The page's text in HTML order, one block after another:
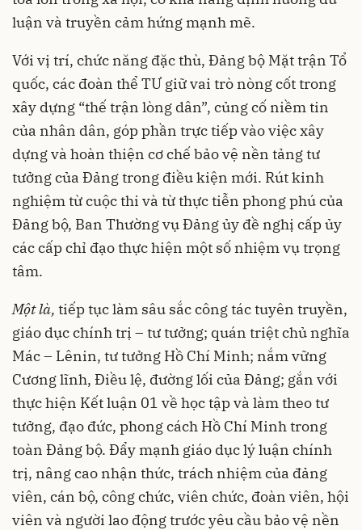
luận và truyền cảm hứng mạnh mẽ.
Với vị trí, chức năng đặc thù, Đảng bộ Mặt trận Tổ
quốc, các đoàn thể TƯ giữ vai trò nòng cốt trong
xây dựng “thế trận lòng dân”, củng cố niềm tin
của nhân dân, góp phần trực tiếp vào việc xây
dựng và hoàn thiện cơ chế bảo vệ nền tảng tư
tưởng của Đảng trong điều kiện mới. Rút kinh
nghiệm từ cuộc thi và từ thực tiễn phong phú của
Đảng bộ, Ban Thường vụ Đảng ủy đề nghị cấp ủy
các cấp chỉ đạo thực hiện một số nhiệm vụ trọng
tâm.
Một là, tiếp tục làm sâu sắc công tác tuyên truyền,
giáo dục chính trị – tư tưởng; quán triệt chủ nghĩa
Mác – Lênin, tư tưởng Hồ Chí Minh; nắm vững
Cương lĩnh, Điều lệ, đường lối của Đảng; gắn với
thực hiện Kết luận 01 về học tập và làm theo tư
tưởng, đạo đức, phong cách Hồ Chí Minh trong
toàn Đảng bộ. Đẩy mạnh giáo dục lý luận chính
trị, nâng cao nhận thức, trách nhiệm của đảng
viên, cán bộ, công chức, viên chức, đoàn viên, hội
viên và người lao động trước yêu cầu bảo vệ nền